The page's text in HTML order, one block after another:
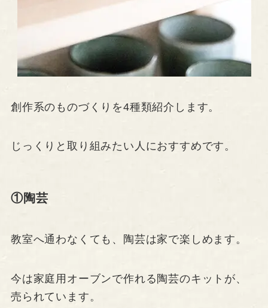
創作系のものづくりを4種類紹介します。
じっくりと取り組みたい人におすすめです。
①陶芸
教室へ通わなくても、陶芸は家で楽しめます。
今は家庭用オーブンで作れる陶芸のキットが、
売られています。